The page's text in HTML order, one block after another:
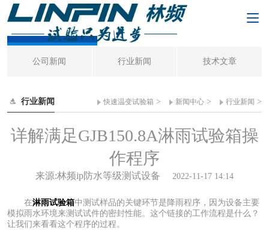
行业新闻
公司新闻 行业新闻 技术文章
行业新闻 快速温变试验箱 > 新闻中心 > 行业新闻 >
详解满足GJB150.8A淋雨试验箱操
作程序
来源:林频ip防水等级测试设备 2022-11-17 14:14
在淋雨试验箱中测试样品的关键环节是降雨程序，因为设备主要
模拟雨水环境来测试试件的密封性能。这个链接的工作流程是什么？
让我们来看看这个程序的过程。